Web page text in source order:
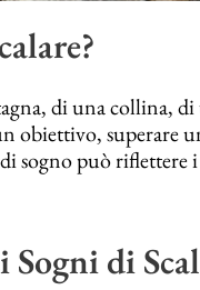
di una collina,
obiettivo, superare
sogno può
di